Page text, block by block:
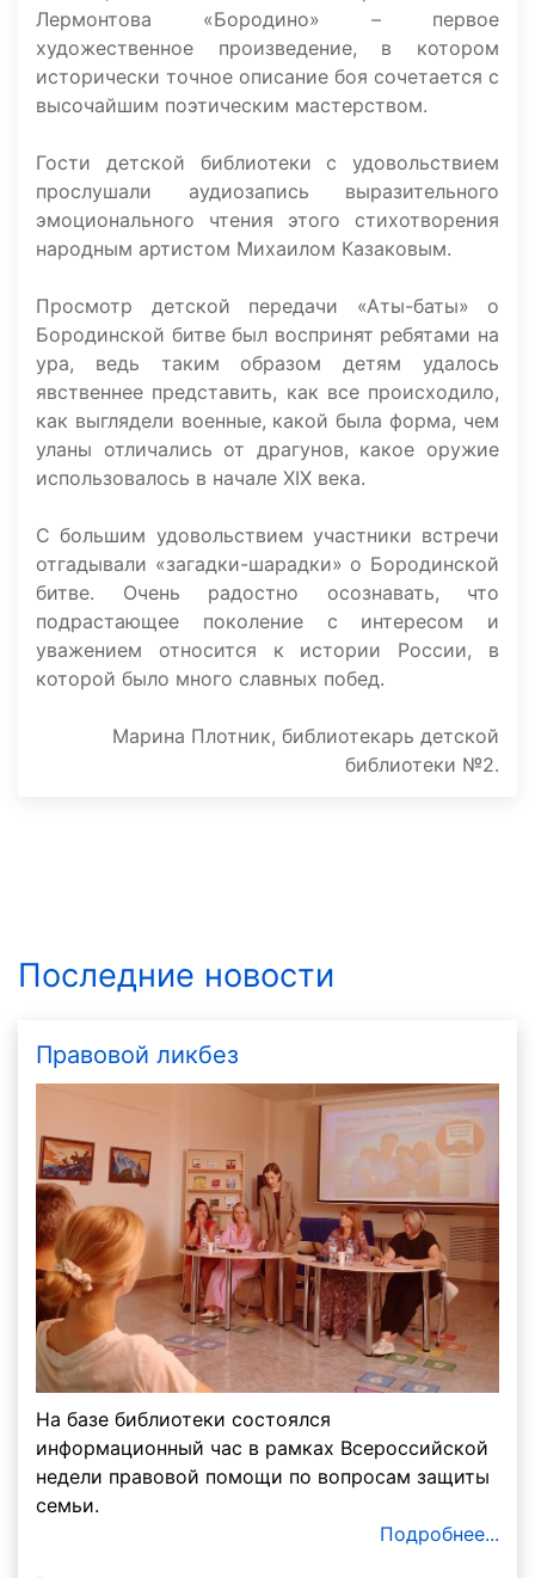
Лермонтова «Бородино» – первое
художественное произведение, в котором
исторически точное описание боя сочетается с
высочайшим поэтическим мастерством.
Гости детской библиотеки с удовольствием
прослушали аудиозапись выразительного
эмоционального чтения этого стихотворения
народным артистом Михаилом Казаковым.
Просмотр детской передачи «Аты-баты» о
Бородинской битве был воспринят ребятами на
ура, ведь таким образом детям удалось
явственнее представить, как все происходило,
как выглядели военные, какой была форма, чем
уланы отличались от драгунов, какое оружие
использовалось в начале XIX века.
С большим удовольствием участники встречи
отгадывали «загадки-шарадки» о Бородинской
битве. Очень радостно осознавать, что
подрастающее поколение с интересом и
уважением относится к истории России, в
которой было много славных побед.
Марина Плотник, библиотекарь детской
библиотеки №2.
Последние новости
Правовой ликбез
На базе библиотеки состоялся
информационный час в рамках Всероссийской
недели правовой помощи по вопросам защиты
семьи.
Подробнее...